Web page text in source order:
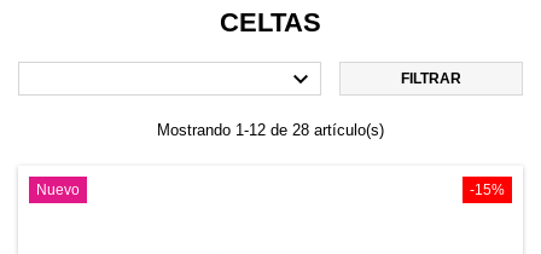
CELTAS
 FILTRAR
Mostrando 1-12 de 28 artículo(s)
-15%
Nuevo